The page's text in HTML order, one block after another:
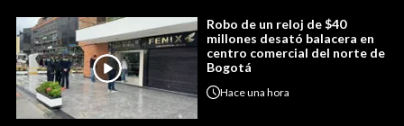
Robo de un reloj de $40
millones desató balacera en
centro comercial del norte de
Bogotá
Haceuna hora